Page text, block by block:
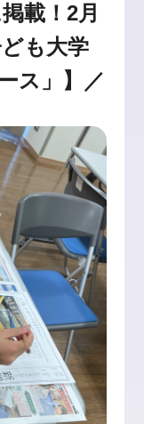
載！2月
も大学
ス」】／